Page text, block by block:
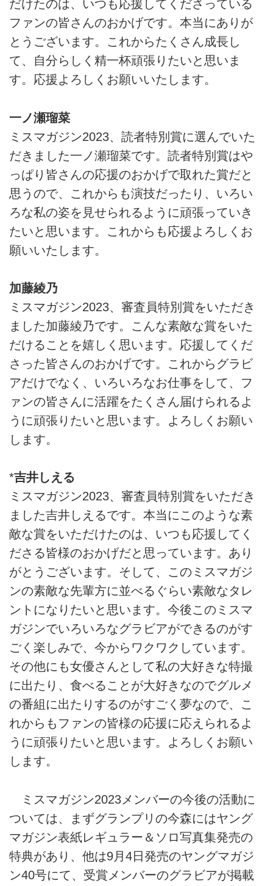
だけたのは、いつも応援してくださっている
ファンの皆さんのおかげです。本当にありが
とうございます。これからたくさん成長し
て、自分らしく精一杯頑張りたいと思いま
す。応援よろしくお願いいたします。
一ノ瀬瑠菜
ミスマガジン2023、読者特別賞に選んでいた
だきました一ノ瀬瑠菜です。読者特別賞はや
っぱり皆さんの応援のおかげで取れた賞だと
思うので、これからも演技だったり、いろい
ろな私の姿を見せられるように頑張っていき
たいと思います。これからも応援よろしくお
願いいたします。
加藤綾乃
ミスマガジン2023、審査員特別賞をいただき
ました加藤綾乃です。こんな素敵な賞をいた
だけることを嬉しく思います。応援してくだ
さった皆さんのおかげです。これからグラビ
アだけでなく、いろいろなお仕事をして、フ
ァンの皆さんに活躍をたくさん届けられるよ
うに頑張りたいと思います。よろしくお願い
します。
*吉井しえる
ミスマガジン2023、審査員特別賞をいただき
ました吉井しえるです。本当にこのような素
敵な賞をいただけたのは、いつも応援してく
ださる皆様のおかげだと思っています。あり
がとうございます。そして、このミスマガジ
ンの素敵な先輩方に並べるぐらい素敵なタレ
ントになりたいと思います。今後このミスマ
ガジンでいろいろなグラビアができるのがす
ごく楽しみで、今からワクワクしています。
その他にも女優さんとして私の大好きな特撮
に出たり、食べることが大好きなのでグルメ
の番組に出たりするのがすごく夢なので、こ
れからもファンの皆様の応援に応えられるよ
うに頑張りたいと思います。よろしくお願い
します。
ミスマガジン2023メンバーの今後の活動に
ついては、まずグランプリの今森にはヤング
マガジン表紙レギュラー＆ソロ写真集発売の
特典があり、他は9月4日発売のヤングマガジ
ン40号にて、受賞メンバーのグラビアが掲載